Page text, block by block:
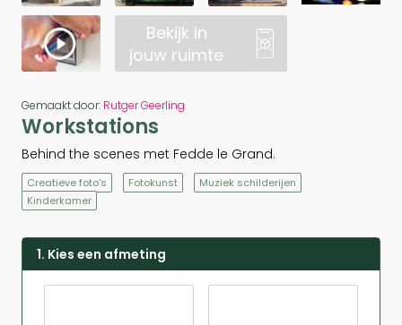
Bekijk in
jouw ruimte
Gemaakt door: Rutger Geerling
Workstations
Behind the scenes met Fedde le Grand.
Creatieve foto's Fotokunst
Muziek schilderijen
Kinderkamer
1. Kies een afmeting